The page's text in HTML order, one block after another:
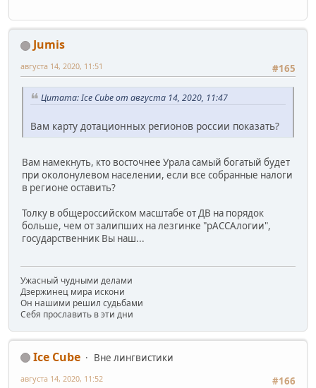
Jumis
#165
августа 14, 2020, 11:51
Цитата: Ice Cube от августа 14, 2020, 11:47
Вам карту дотационных регионов россии показать?
Вам намекнуть, кто восточнее Урала самый богатый будет
при околонулевом населении, если все собранные налоги
в регионе оставить?
Толку в общероссийском масштабе от ДВ на порядок
больше, чем от залипших на лезгинке "рАССАлогии",
государственник Вы наш...
Ужасный чудными делами
Дзержинец мира искони
Он нашими решил судьбами
Себя прославить в эти дни
Ice Cube
Вне лингвистики
#166
августа 14, 2020, 11:52